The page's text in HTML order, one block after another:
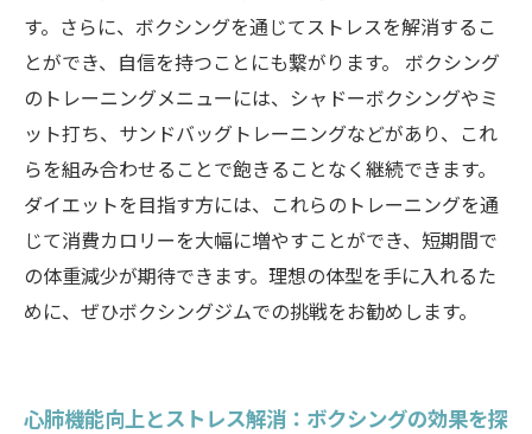
す。さらに、ボクシングを通じてストレスを解消するこ
とができ、自信を持つことにも繋がります。 ボクシング
のトレーニングメニューには、シャドーボクシングやミ
ット打ち、サンドバッグトレーニングなどがあり、これ
らを組み合わせることで飽きることなく継続できます。
ダイエットを目指す方には、これらのトレーニングを通
じて消費カロリーを大幅に増やすことができ、短期間で
の体重減少が期待できます。理想の体型を手に入れるた
めに、ぜひボクシングジムでの挑戦をお勧めします。
心肺機能向上とストレス解消：ボクシングの効果を探